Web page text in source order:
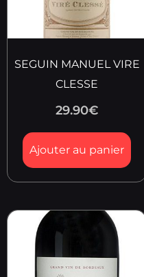
SEGUIN MANUEL VIRE
CLESSE
29.90€
Ajouter au panier